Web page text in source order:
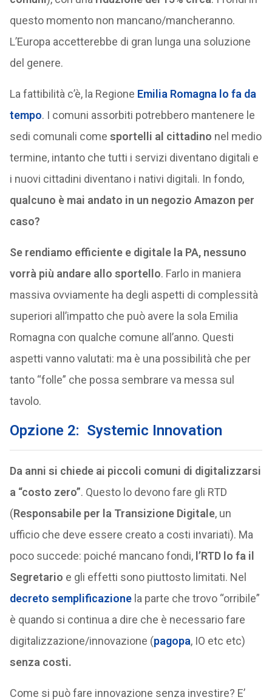
questo momento non mancano/mancheranno.
L’Europa accetterebbe di gran lunga una soluzione
del genere.
La fattibilità c’è, la Regione Emilia Romagna lo fa da
tempo. I comuni assorbiti potrebbero mantenere le
sedi comunali come sportelli al cittadino nel medio
termine, intanto che tutti i servizi diventano digitali e
i nuovi cittadini diventano i nativi digitali. In fondo,
qualcuno è mai andato in un negozio Amazon per
caso?
Se rendiamo efficiente e digitale la PA, nessuno
vorrà più andare allo sportello. Farlo in maniera
massiva ovviamente ha degli aspetti di complessità
superiori all’impatto che può avere la sola Emilia
Romagna con qualche comune all’anno. Questi
aspetti vanno valutati: ma è una possibilità che per
tanto “folle” che possa sembrare va messa sul
tavolo.
Opzione 2: Systemic Innovation
Da anni si chiede ai piccoli comuni di digitalizzarsi
a “costo zero”. Questo lo devono fare gli RTD
(Responsabile per la Transizione Digitale, un
ufficio che deve essere creato a costi invariati). Ma
poco succede: poiché mancano fondi, l’RTD lo fa il
Segretario e gli effetti sono piuttosto limitati. Nel
decreto semplificazionela parte che trovo “orribile”
è quando si continua a dire che è necessario fare
digitalizzazione/innovazione (pagopa, IO etc etc)
senza costi.
Come si può fare innovazione senza investire? E’